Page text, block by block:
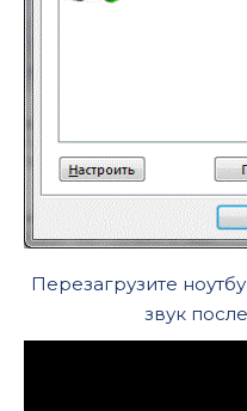
Перезагрузите
звук